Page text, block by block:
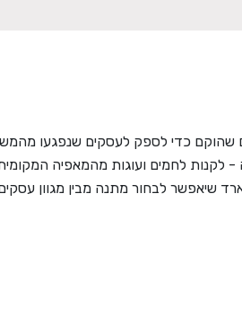
שהוקם כדי לספק לעסקים שנפגעו
- לקנות לחמים ועוגות מהמאפיה
שיאפשר לבחור מתנה מבין מגוון